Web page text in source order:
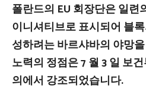
폴란드의 EU 회장단은 일련
이니셔티브로 표시되어 블
성하려는 바르샤바의 야망
노력의 정점은 7 월 3 일 보
의에서 강조되었습니다.